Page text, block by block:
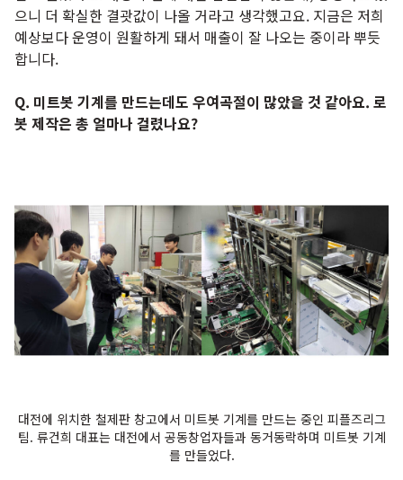
으니 더 확실한 결괏값이 나올 거라고 생각했고요. 지금은 저희
예상보다 운영이 원활하게 돼서 매출이 잘 나오는 중이라 뿌듯
합니다.
Q. 미트봇 기계를 만드는데도 우여곡절이 많았을 것 같아요. 로
봇 제작은 총 얼마나 걸렸나요?
대전에 위치한 철제판 창고에서 미트봇 기계를 만드는 중인 피플즈리그
팀. 류건희 대표는 대전에서 공동창업자들과 동거동락하며 미트봇 기계
를 만들었다.